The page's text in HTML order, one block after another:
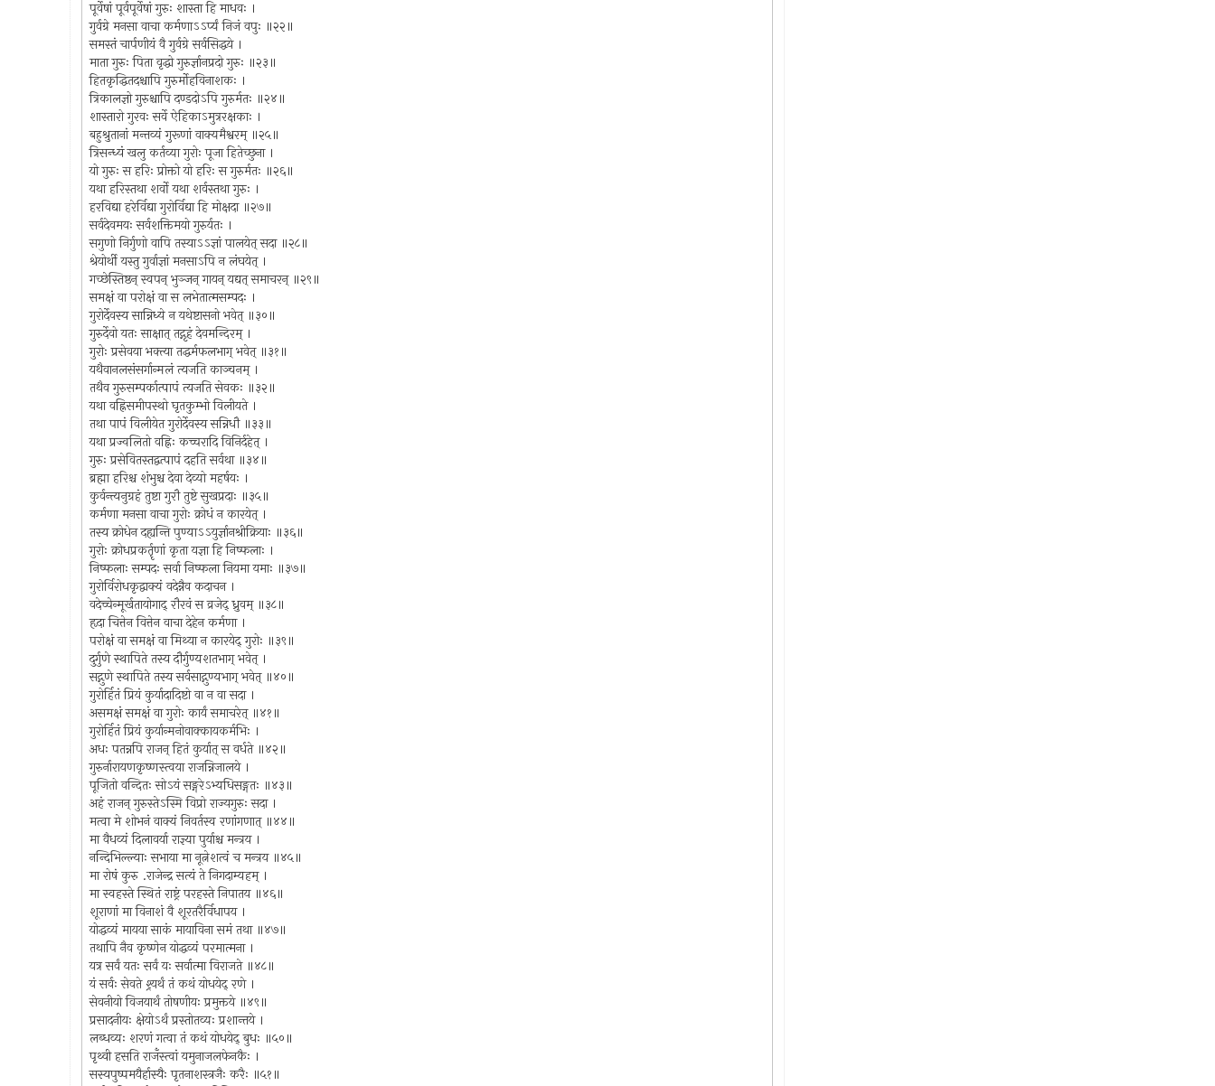
पूर्वेषां पूर्वपूर्वेषां गुरुः शास्ता हि माधवः ।
गुर्वग्रे मनसा वाचा कर्मणाऽऽर्प्यं निजं वपुः ॥२२॥
समस्तं चार्पणीयं वै गुर्वग्रे सर्वसिद्धये ।
माता गुरुः पिता वृद्धो गुरुर्ज्ञानप्रदो गुरुः ॥२३॥
हितकृद्धितदश्चापि गुरुर्मोहविनाशकः ।
त्रिकालज्ञो गुरुश्चापि दण्डदोऽपि गुरुर्मतः ॥२४॥
शास्तारो गुरवः सर्वे ऐहिकाऽमुत्ररक्षकाः ।
बहुश्रुतानां मन्तव्यं गुरूणां वाक्यमैश्वरम् ॥२५॥
त्रिसन्ध्यं खलु कर्तव्या गुरोः पूजा हितेच्छुना ।
यो गुरुः स हरिः प्रोक्तो यो हरिः स गुरुर्मतः ॥२६॥
यथा हरिस्तथा शर्वो यथा शर्वस्तथा गुरुः ।
हरविद्या हरेर्विद्या गुरोर्विद्या हि मोक्षदा ॥२७॥
सर्वदेवमयः सर्वशक्तिमयो गुरुर्यतः ।
सगुणो निर्गुणो वापि तस्याऽऽज्ञां पालयेत् सदा ॥२८॥
श्रेयोर्थी यस्तु गुर्वाज्ञां मनसाऽपि न लंघयेत् ।
गच्छेस्तिष्ठन् स्वपन् भुञ्जन् गायन् यद्यत् समाचरन् ॥२९॥
समक्षं वा परोक्षं वा स लभेतात्मसम्पदः ।
गुरोर्देवस्य सान्निध्ये न यथेष्टासनो भवेत् ॥३०॥
गुरुर्देवो यतः साक्षात् तद्गृहं देवमन्दिरम् ।
गुरोः प्रसेवया भक्त्या तद्धर्मफलभाग् भवेत् ॥३१॥
यथैवानलसंसर्गान्मलं त्यजति काञ्चनम् ।
तथैव गुरुसम्पर्कात्पापं त्यजति सेवकः ॥३२॥
यथा वह्निसमीपस्थो घृतकुम्भो विलीयते ।
तथा पापं विलीयेत गुरोर्देवस्य सन्निधौ ॥३३॥
यथा प्रज्वलितो वह्निः कच्चरादि विनिर्दहेत् ।
गुरुः प्रसेवितस्तद्वत्पापं दहति सर्वथा ॥३४॥
ब्रह्मा हरिश्च शंभुश्च देवा देव्यो महर्षयः ।
कुर्वन्त्यनुग्रहं तुष्टा गुरौ तुष्टे सुखप्रदाः ॥३५॥
कर्मणा मनसा वाचा गुरोः क्रोधं न कारयेत् ।
तस्य क्रोधेन दह्यन्ति पुण्याऽऽयुर्ज्ञानश्रीक्रियाः ॥३६॥
गुरोः क्रोधप्रकर्तॄणां कृता यज्ञा हि निष्फलाः ।
निष्फलाः सम्पदः सर्वा निष्फला नियमा यमाः ॥३७॥
गुरोर्विरोधकृद्वाक्यं वदेन्नैव कदाचन ।
वदेच्चेन्मूर्खतायोगाद् रौरवं स व्रजेद् ध्रुवम् ॥३८॥
हृदा चित्तेन वित्तेन वाचा देहेन कर्मणा ।
परोक्षं वा समक्षं वा मिथ्या न कारयेद् गुरोः ॥३९॥
दुर्गुणे स्थापिते तस्य दौर्गुण्यशतभाग् भवेत् ।
सद्गुणे स्थापिते तस्य सर्वसाद्गुण्यभाग् भवेत् ॥४०॥
गुरोर्हितं प्रियं कुर्यादादिष्टो वा न वा सदा ।
असमक्षं समक्षं वा गुरोः कार्यं समाचरेत् ॥४१॥
गुरोर्हितं प्रियं कुर्यान्मनोवाक्कायकर्मभिः ।
अधः पतन्नपि राजन् हितं कुर्यात् स वर्धते ॥४२॥
गुरुर्नारायणकृष्णस्त्वया राजन्निजालये ।
पूजितो वन्दितः सोऽयं सङ्गरेऽभ्यधिसङ्गतः ॥४३॥
अहं राजन् गुरुस्तेऽस्मि विप्रो राज्यगुरुः सदा ।
मत्वा मे शोभनं वाक्यं निवर्तस्व रणांगणात् ॥४४॥
मा वैधव्यं दिलावर्या राज्ञ्या पुर्याश्च मन्त्रय ।
नन्दिभिल्ल्याः सभाया मा नूत्नेशत्वं च मन्त्रय ॥४५॥
मा रोषं कुरु .राजेन्द्र सत्यं ते निगदाम्यहम् ।
मा स्वहस्ते स्थितं राष्ट्रं परहस्ते निपातय ॥४६॥
शूराणां मा विनाशं वै शूरतरैर्विधापय ।
योद्धव्यं मायया साकं मायाविना समं तथा ॥४७॥
तथापि नैव कृष्णेन योद्धव्यं परमात्मना ।
यत्र सर्वं यतः सर्वं यः सर्वात्मा विराजते ॥४८॥
यं सर्वः सेवते श्र्यर्थं तं कथं योधयेद् रणे ।
सेवनीयो विजयार्थं तोषणीयः प्रमुक्तये ॥४९॥
प्रसादनीयः क्षेयोऽर्थं प्रस्तोतव्यः प्रशान्तये ।
लब्धव्यः शरणं गत्वा तं कथं योधयेद् बुधः ॥५०॥
पृथ्वी हसति राजँस्त्वां यमुनाजलफेनकैः ।
सस्यपुष्पमयैर्हास्यैः पृतनाशस्त्रजैः करैः ॥५१॥